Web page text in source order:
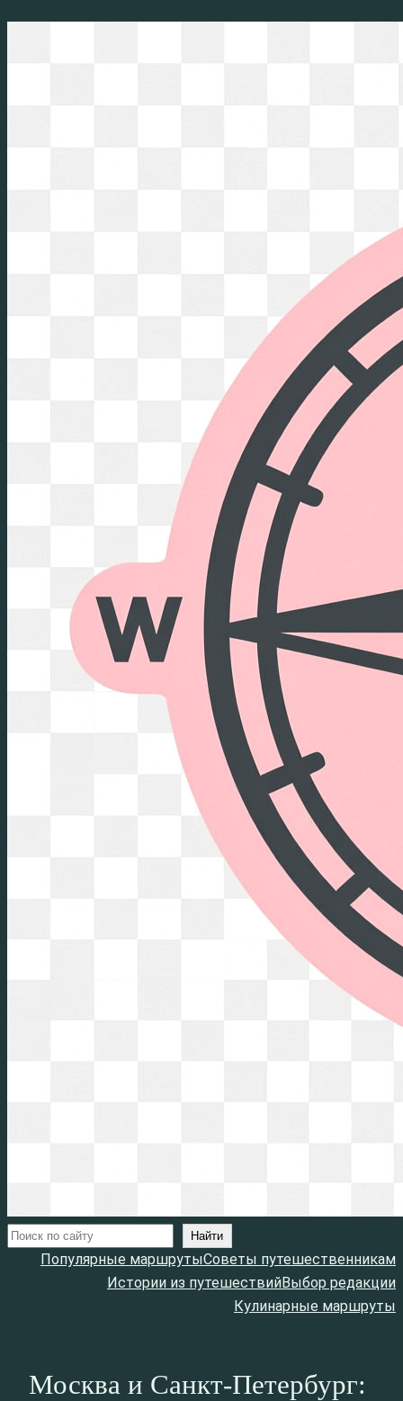
Перейти
Поиск Найти
Популярные маршрутыСоветы путешественникам
Истории из путешествийВыбор редакции
Кулинарные маршруты
Москва и Санкт‑Петербург: